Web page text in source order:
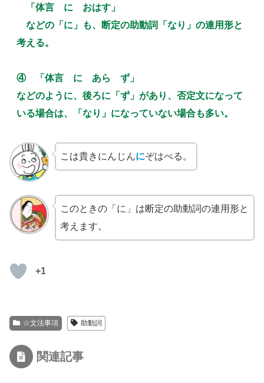
「体言 に おはす」
などの「に」も、断定の助動詞「なり」の連用形と
考える。
④ 「体言 に あら ず」
などのように、後ろに「ず」があり、否定文になって
いる場合は、「なり」になっていない場合も多い。
こは貴きにんじんにぞはべる。
このときの「に」は断定の助動詞の連用形と
考えます。
+1
☆文法事項 助動詞
関連記事